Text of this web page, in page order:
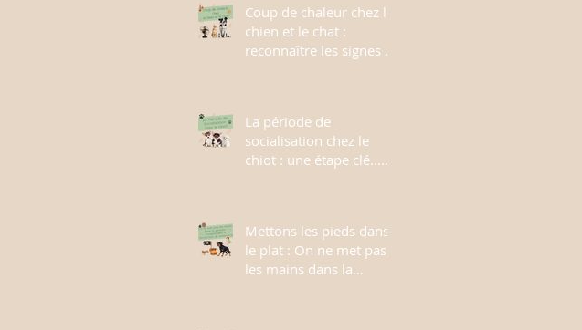
Coup de chaleur chez le
chien et le chat :
reconnaître les signes et
La période de
socialisation chez le
chiot : une étape clé…
Mettons les pieds dans
le plat : On ne met pas
les mains dans la